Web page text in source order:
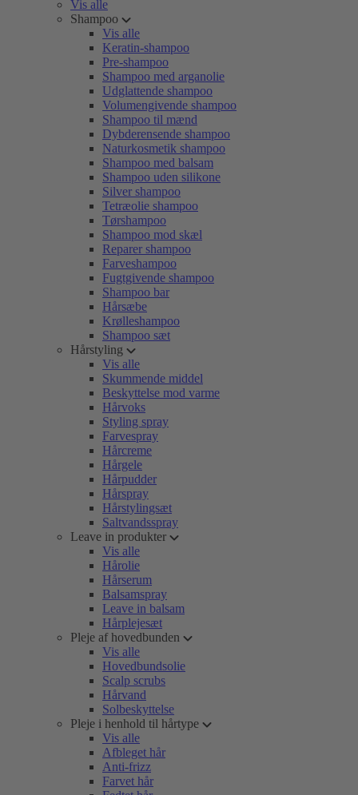
Vis alle
Shampoo
Vis alle
Keratin-shampoo
Pre-shampoo
Shampoo med arganolie
Udglattende shampoo
Volumengivende shampoo
Shampoo til mænd
Dybderensende shampoo
Naturkosmetik shampoo
Shampoo med balsam
Shampoo uden silikone
Silver shampoo
Tetræolie shampoo
Tørshampoo
Shampoo mod skæl
Reparer shampoo
Farveshampoo
Fugtgivende shampoo
Shampoo bar
Hårsæbe
Krølleshampoo
Shampoo sæt
Hårstyling
Vis alle
Skummende middel
Beskyttelse mod varme
Hårvoks
Styling spray
Farvespray
Hårcreme
Hårgele
Hårpudder
Hårspray
Hårstylingsæt
Saltvandsspray
Leave in produkter
Vis alle
Hårolie
Hårserum
Balsamspray
Leave in balsam
Hårplejesæt
Pleje af hovedbunden
Vis alle
Hovedbundsolie
Scalp scrubs
Hårvand
Solbeskyttelse
Pleje i henhold til hårtype
Vis alle
Afbleget hår
Anti-frizz
Farvet hår